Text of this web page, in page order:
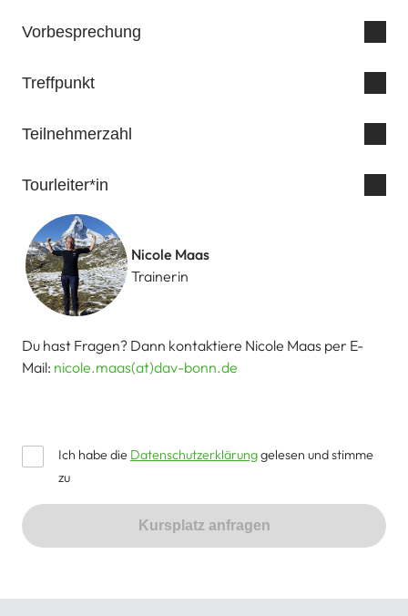
Vorbesprechung
Treffpunkt
Teilnehmerzahl
Tourleiter*in
Nicole Maas
Trainerin
Du hast Fragen? Dann kontaktiere Nicole Maas per E-
Mail: nicole.maas(at)dav-bonn.de
Ich habe die Datenschutzerklärunggelesen und stimme
zu
Kursplatz anfragen